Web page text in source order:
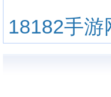
18182手游